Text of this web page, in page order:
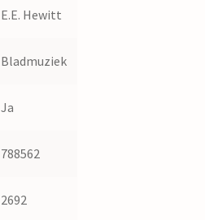
E.E. Hewitt
Bladmuziek
Ja
788562
2692